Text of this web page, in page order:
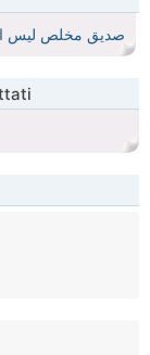
صديق مخلص ليس